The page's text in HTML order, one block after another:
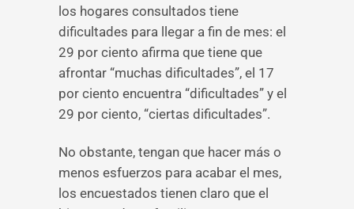
los hogares consultados tiene
dificultades para llegar a fin de mes: el
29 por ciento afirma que tiene que
afrontar “muchas dificultades”, el 17
por ciento encuentra “dificultades” y el
29 por ciento, “ciertas dificultades”.
No obstante, tengan que hacer más o
menos esfuerzos para acabar el mes,
los encuestados tienen claro que el